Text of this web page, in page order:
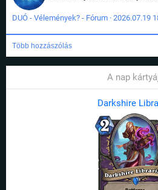
DUÓ - Vélemények? - Fórum · 2026.07.19
Több hozzászólás
A nap
Darkshire